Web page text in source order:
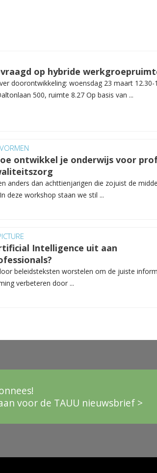
op hybride
doorontwikkeling: woensdag 23 maart 12.30-
500, ruimte 8.27 Op basis van ...
ontwikkel je onderwijs voor
anders dan achttienjarigen die zojuist de
deze workshop staan we stil ...
Intelligence uit aan
beleidsteksten worstelen om de juiste
verbeteren door ...
voor de TAUU nieuwsbrief >